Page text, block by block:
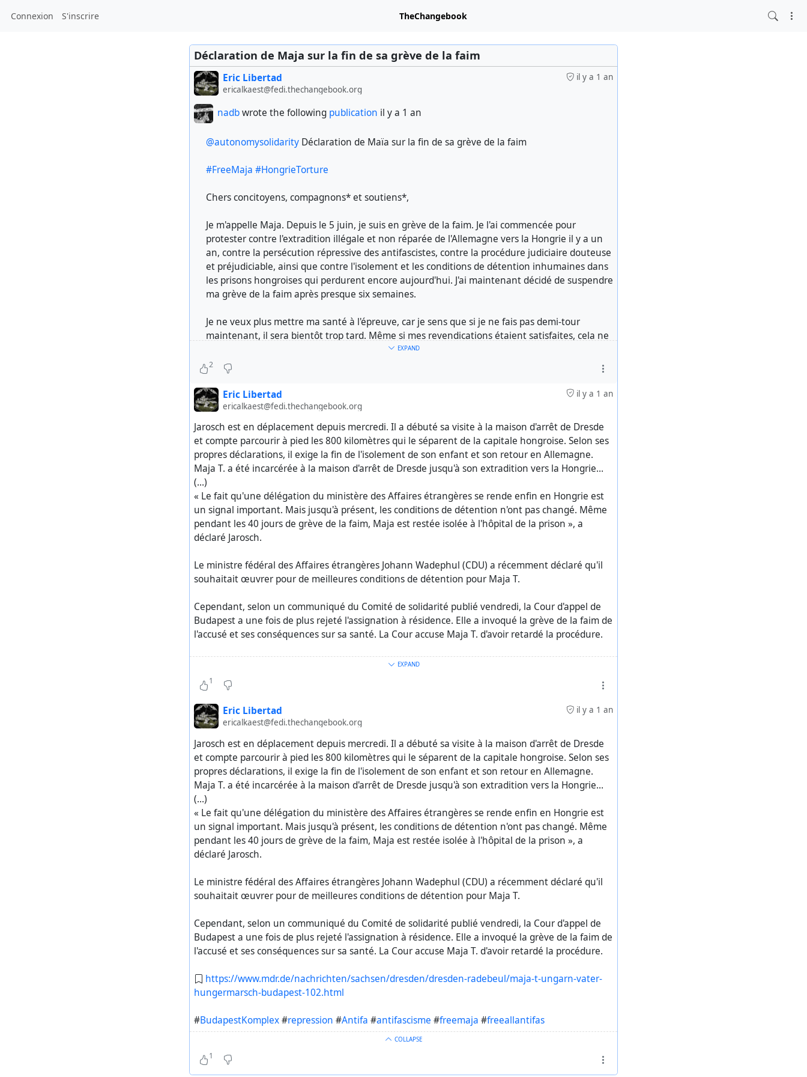
Connexion S'inscrire TheChangebook
Déclaration de Maja sur la fin de sa grève de la faim
il y a 1 an
Eric Libertad
ericalkaest@fedi.thechangebook.org
nadbwrote the following publication il y a 1 an
@autonomysolidarity Déclaration de Maïa sur la fin de sa grève de la faim
#FreeMaja #HongrieTorture
Chers concitoyens, compagnons* et soutiens*,
Je m'appelle Maja. Depuis le 5 juin, je suis en grève de la faim. Je l'ai commencée pour
protester contre l'extradition illégale et non réparée de l'Allemagne vers la Hongrie il y a un
an, contre la persécution répressive des antifascistes, contre la procédure judiciaire douteuse
et préjudiciable, ainsi que contre l'isolement et les conditions de détention inhumaines dans
les prisons hongroises qui perdurent encore aujourd'hui. J'ai maintenant décidé de suspendre
ma grève de la faim après presque six semaines.
Je ne veux plus mettre ma santé à l'épreuve, car je sens que si je ne fais pas demi-tour
maintenant, il sera bientôt trop tard. Même si mes revendications étaient satisfaites, cela ne
servirait pas à grand-chose. Je serais marqué à vie, je le suis peut-être déjà. Je ne voulais pas
en arriver là, j'espérais naïvement qu'une démarche aussi radicale que la grève de la faim
provoquerait enfin une prise de conscience chez les responsables* et tous ceux qui peuvent
changer les choses, qu'ils agiraient, après un an de conciliabules, de sourires et
d'ignorance....'
https://www.basc.news/majas-erklaerung-zur-beendigung-des-hungerstreiks/
#freemaja
EXPAND
2
il y a 1 an
Eric Libertad
ericalkaest@fedi.thechangebook.org
Jarosch est en déplacement depuis mercredi. Il a débuté sa visite à la maison d'arrêt de Dresde
et compte parcourir à pied les 800 kilomètres qui le séparent de la capitale hongroise. Selon ses
propres déclarations, il exige la fin de l'isolement de son enfant et son retour en Allemagne.
Maja T. a été incarcérée à la maison d'arrêt de Dresde jusqu'à son extradition vers la Hongrie…
(…)
« Le fait qu'une délégation du ministère des Affaires étrangères se rende enfin en Hongrie est
un signal important. Mais jusqu'à présent, les conditions de détention n'ont pas changé. Même
pendant les 40 jours de grève de la faim, Maja est restée isolée à l'hôpital de la prison », a
déclaré Jarosch.
Le ministre fédéral des Affaires étrangères Johann Wadephul (CDU) a récemment déclaré qu'il
souhaitait œuvrer pour de meilleures conditions de détention pour Maja T.
Cependant, selon un communiqué du Comité de solidarité publié vendredi, la Cour d'appel de
Budapest a une fois de plus rejeté l'assignation à résidence. Elle a invoqué la grève de la faim de
l'accusé et ses conséquences sur sa santé. La Cour accuse Maja T. d'avoir retardé la procédure.
https://www.mdr.de/nachrichten/sachsen/dresden/dresden-radebeul/maja-t-ungarn-vater-
hungermarsch-budapest-102.html
#BudapestKomplex
EXPAND
1
il y a 1 an
Eric Libertad
ericalkaest@fedi.thechangebook.org
Jarosch est en déplacement depuis mercredi. Il a débuté sa visite à la maison d'arrêt de Dresde
et compte parcourir à pied les 800 kilomètres qui le séparent de la capitale hongroise. Selon ses
propres déclarations, il exige la fin de l'isolement de son enfant et son retour en Allemagne.
Maja T. a été incarcérée à la maison d'arrêt de Dresde jusqu'à son extradition vers la Hongrie…
(…)
« Le fait qu'une délégation du ministère des Affaires étrangères se rende enfin en Hongrie est
un signal important. Mais jusqu'à présent, les conditions de détention n'ont pas changé. Même
pendant les 40 jours de grève de la faim, Maja est restée isolée à l'hôpital de la prison », a
déclaré Jarosch.
Le ministre fédéral des Affaires étrangères Johann Wadephul (CDU) a récemment déclaré qu'il
souhaitait œuvrer pour de meilleures conditions de détention pour Maja T.
Cependant, selon un communiqué du Comité de solidarité publié vendredi, la Cour d'appel de
Budapest a une fois de plus rejeté l'assignation à résidence. Elle a invoqué la grève de la faim de
l'accusé et ses conséquences sur sa santé. La Cour accuse Maja T. d'avoir retardé la procédure.
https://www.mdr.de/nachrichten/sachsen/dresden/dresden-radebeul/maja-t-ungarn-vater-
hungermarsch-budapest-102.html
#BudapestKomplex#repression #Antifa #antifascisme #freemaja #freeallantifas
COLLAPSE
1